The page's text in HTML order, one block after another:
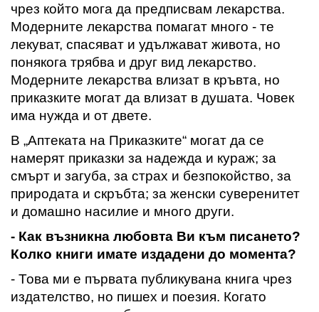
чрез който мога да предписвам лекарства.
Модерните лекарства помагат много - те
лекуват, спасяват и удължават живота, но
понякога трябва и друг вид лекарство.
Модерните лекарства влизат в кръвта, но
приказките могат да влизат в душата. Човек
има нужда и от двете.
В „Аптеката на Приказките“ могат да се
намерят приказки за надежда и кураж; за
смърт и загуба, за страх и безпокойство, за
природата и скръбта; за женски суверенитет
и домашно насилие и много други.
- Как възникна любовта Ви към писането?
Колко книги имате издадени до момента?
- Това ми е първата публикувана книга чрез
издателство, но пишех и поезия. Когато